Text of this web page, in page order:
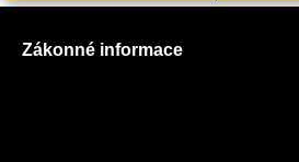
Zákonné informace